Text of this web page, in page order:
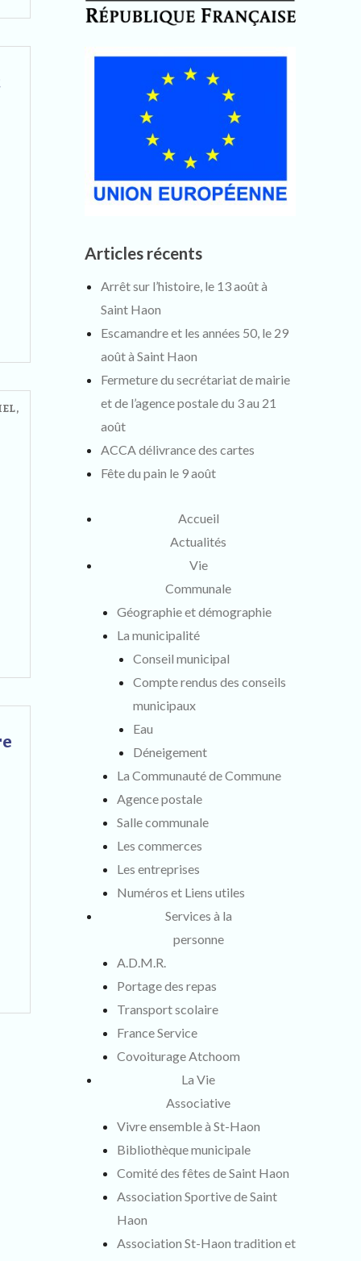
,
Articles récents
Arrêt sur l’histoire, le 13 août à
Saint Haon
Escamandre et les années 50, le 29
août à Saint Haon
Fermeture du secrétariat de mairie
et de l’agence postale du 3 au 21
août
ACCA délivrance des cartes
Fête du pain le 9 août
Accueil
Actualités
Vie
Communale
Géographie et démographie
La municipalité
Conseil municipal
Compte rendus des conseils
municipaux
Eau
Déneigement
La Communauté de Commune
Agence postale
Salle communale
Les commerces
Les entreprises
Numéros et Liens utiles
Services à la
personne
A.D.M.R.
Portage des repas
Transport scolaire
France Service
Covoiturage Atchoom
La Vie
Associative
Vivre ensemble à St-Haon
Bibliothèque municipale
Comité des fêtes de Saint Haon
Association Sportive de Saint
Haon
Association St-Haon tradition et